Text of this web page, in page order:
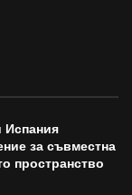
Испания
за съвместна
пространство